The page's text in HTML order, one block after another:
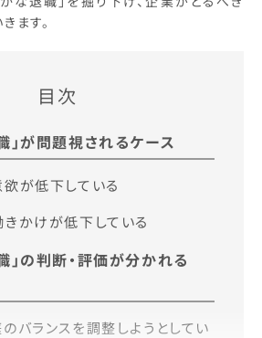
ます。
目次
」が問題視されるケース
が低下している
かけが低下している
」の判断・評価が分かれる
バランスを調整しようとしてい